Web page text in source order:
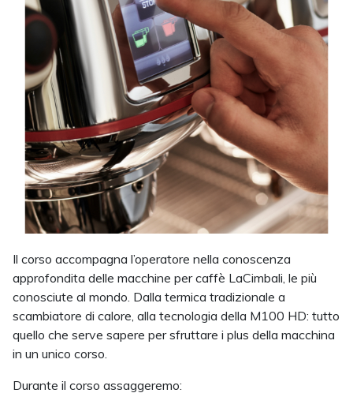
Il corso accompagna l’operatore nella conoscenza
approfondita delle macchine per caffè LaCimbali, le più
conosciute al mondo. Dalla termica tradizionale a
scambiatore di calore, alla tecnologia della M100 HD: tutto
quello che serve sapere per sfruttare i plus della macchina
in un unico corso.
Durante il corso assaggeremo: